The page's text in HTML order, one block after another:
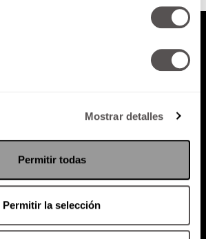
Mostrar detalles
Permitir todas
Permitir la selección
Política de Privacidad
RADIO MARTHA EVENTOS
SACA TU ID